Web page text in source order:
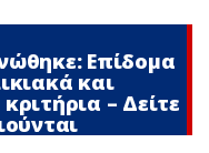
Επίδομα
και
– Δείτε